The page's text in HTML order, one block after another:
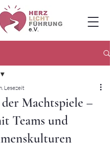
Machtspiele –
Teams und
Lesezeit